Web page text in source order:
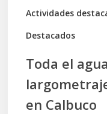
Actividades
Destacados
graba
Toda el
en Calbuco